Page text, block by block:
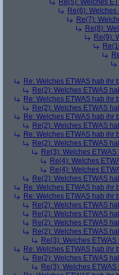
Re(5): Welches
Re(6):
Re(7):
Re(8):
Re(9):
Re: Welches ETWAS hab ihr
Re(2): Welches ETWAS
Re: Welches ETWAS hab ihr
Re(2): Welches ETWAS
Re: Welches ETWAS hab ihr
Re(2): Welches ETWAS
Re: Welches ETWAS hab ihr
Re(2): Welches ETWAS
Re(3): Welches
Re(4): Welches
Re(4): Welches
Re(2): Welches ETWAS
Re: Welches ETWAS hab ihr
Re: Welches ETWAS hab ihr
Re(2): Welches ETWAS
Re(2): Welches ETWAS
Re(2): Welches ETWAS
Re(2): Welches ETWAS
Re(3): Welches
Re: Welches ETWAS hab ihr
Re(2): Welches ETWAS
Re(3): Welches